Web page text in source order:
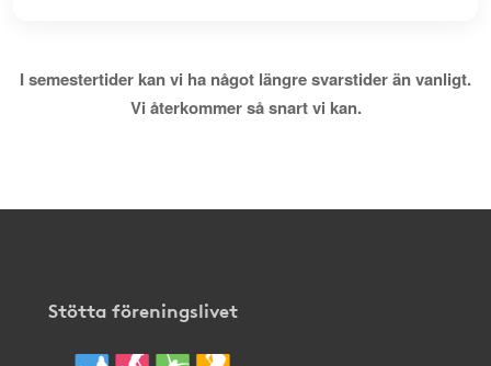
I semestertider kan vi ha något längre svarstider än vanligt.
Vi återkommer så snart vi kan.
Stötta föreningslivet